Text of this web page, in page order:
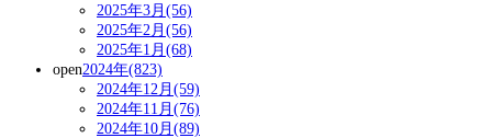
2025年3月(56)
2025年2月(56)
2025年1月(68)
open2024年(823)
2024年12月(59)
2024年11月(76)
2024年10月(89)